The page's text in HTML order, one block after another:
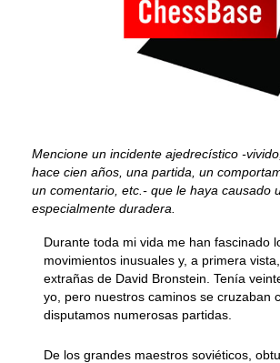
Mencione un incidente ajedrecístico -
hace cien años, una partida, un
un comentario, etc.- que le haya causado
especialmente duradera.
Durante toda mi vida me han fascinado
movimientos inusuales y, a primera
extrañas de David Bronstein. Tenía
yo, pero nuestros caminos se cruzaban
disputamos numerosas partidas.
De los grandes maestros soviéticos,